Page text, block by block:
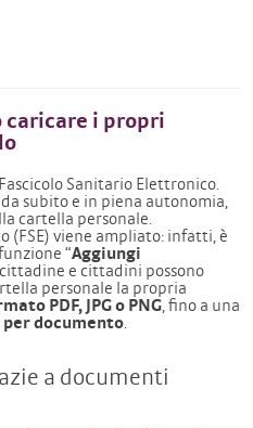
caricare i propri
Sanitario Elettronico.
subito e in piena autonomia,
cartella personale.
(FSE) viene ampliato: infatti, è
“Aggiungi
cittadine e cittadini possono
personale la propria
PDF, JPG o PNG, fino a una
per documento.
a documenti